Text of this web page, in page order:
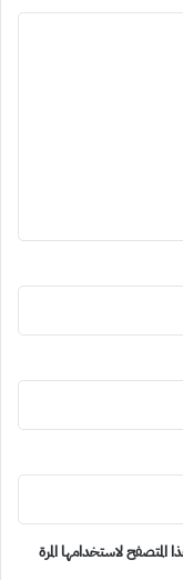
المتصفح لاستخدامها المرة